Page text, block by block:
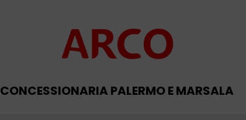
CONCESSIONARIA PALERMO E MARSALA